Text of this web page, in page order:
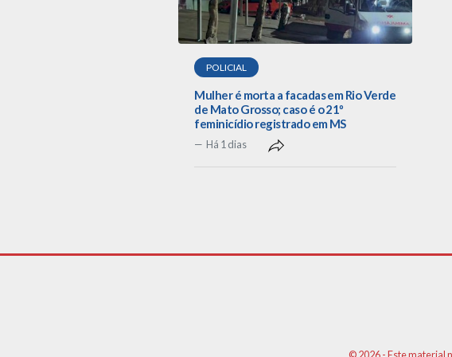
POLICIAL
Mulher é morta a facadas em Rio Verde
de Mato Grosso; caso é o 21º
feminicídio registrado em MS
Há 1 dias